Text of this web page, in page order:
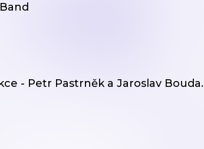
- Petr Pastrněk a Jaroslav Bouda.